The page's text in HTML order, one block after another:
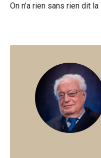
On n’a rien sans rien dit